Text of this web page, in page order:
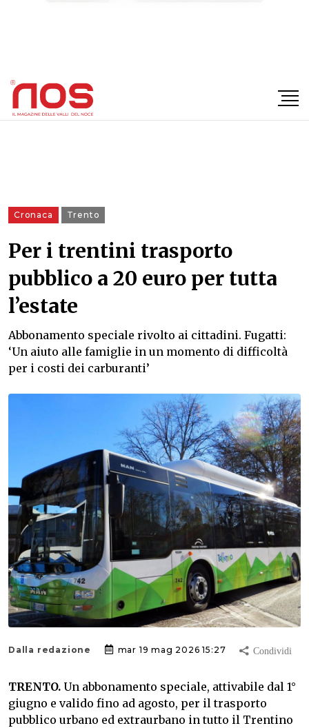
Cronaca Trento
Per i trentini trasporto
pubblico a 20 euro per tutta
l’estate
Abbonamento speciale rivolto ai cittadini. Fugatti:
‘Un aiuto alle famiglie in un momento di difficoltà
per i costi dei carburanti’
Dalla redazione mar 19 mag 2026 15:27
TRENTO. Un abbonamento speciale, attivabile dal 1°
giugno e valido fino ad agosto, per il trasporto
pubblico urbano ed extraurbano in tutto il Trentino